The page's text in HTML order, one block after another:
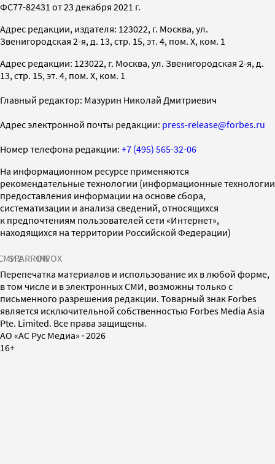
ФС77-82431 от 23 декабря 2021 г.
Адрес редакции, издателя: 123022, г. Москва, ул.
Звенигородская 2-я, д. 13, стр. 15, эт. 4, пом. X, ком. 1
Адрес редакции: 123022, г. Москва, ул. Звенигородская 2-я, д.
13, стр. 15, эт. 4, пом. X, ком. 1
Главный редактор: Мазурин Николай Дмитриевич
Адрес электронной почты редакции: press-release@forbes.ru
Номер телефона редакции: +7 (495) 565-32-06
На информационном ресурсе применяются
рекомендательные технологии (информационные технологии
предоставления информации на основе сбора,
систематизации и анализа сведений, относящихся
к предпочтениям пользователей сети «Интернет»,
находящихся на территории Российской Федерации)
SPARROWINFOX
Перепечатка материалов и использование их в любой форме,
в том числе и в электронных СМИ, возможны только с
письменного разрешения редакции. Товарный знак Forbes
является исключительной собственностью Forbes Media Asia
Pte. Limited. Все права защищены.
AO «АС Рус Медиа» · 2026
16+